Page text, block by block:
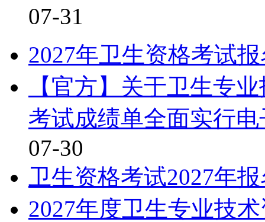
07-31
2027年卫生资格考试
【官方】关于卫生专
考试成绩单全面实行
07-30
卫生资格考试2027年
2027年度卫生专业技